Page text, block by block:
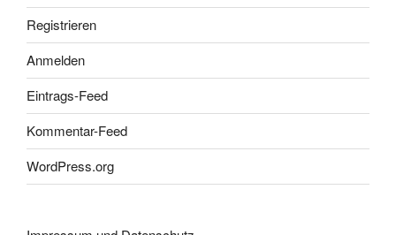
Registrieren
Anmelden
Eintrags-Feed
Kommentar-Feed
WordPress.org